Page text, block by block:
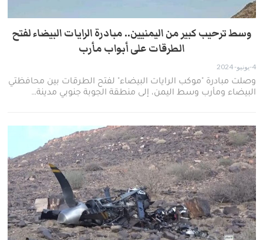
وسط ترحيب كبير من اليمنيين.. مبادرة الرايات البيضاء لفتح
الطرقات على أبواب مأرب
4-يونيو- 2024
وصلت مبادرة "موكب الرايات البيضاء" لفتح الطرقات بين محافظتي
البيضاء ومأرب وسط اليمن، إلى منطقة الجوبة جنوبي مدينة…